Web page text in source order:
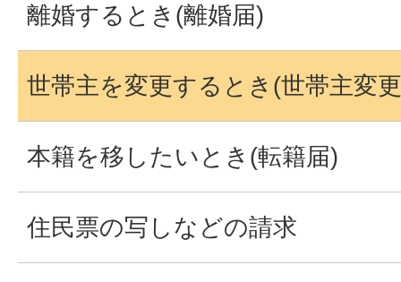
離婚するとき(離婚届)
世帯主を変更するとき(世帯主変
本籍を移したいとき(転籍届)
住民票の写しなどの請求